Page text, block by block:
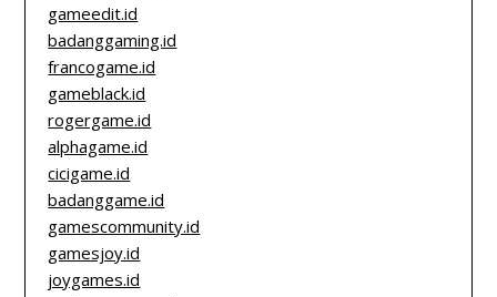
gameedit.id
badanggaming.id
francogame.id
gameblack.id
rogergame.id
alphagame.id
cicigame.id
badanggame.id
gamescommunity.id
gamesjoy.id
joygames.id